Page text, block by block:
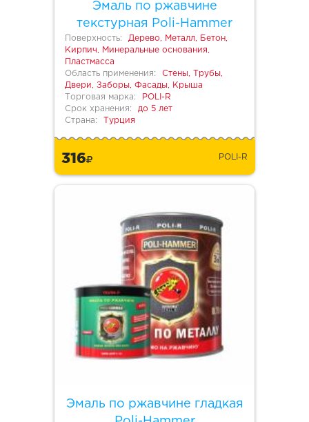
Эмаль по ржавчине
текстурная Poli-Hammer
Поверхность:
Дерево, Металл, Бетон,
Кирпич, Минеральные основания,
Пластмасса
Область применения:
Стены, Трубы,
Двери, Заборы, Фасады, Крыша
Торговая марка:
POLI-R
Срок хранения:
до 5 лет
Страна:
Турция
316 POLI-R
Эмаль по ржавчине гладкая